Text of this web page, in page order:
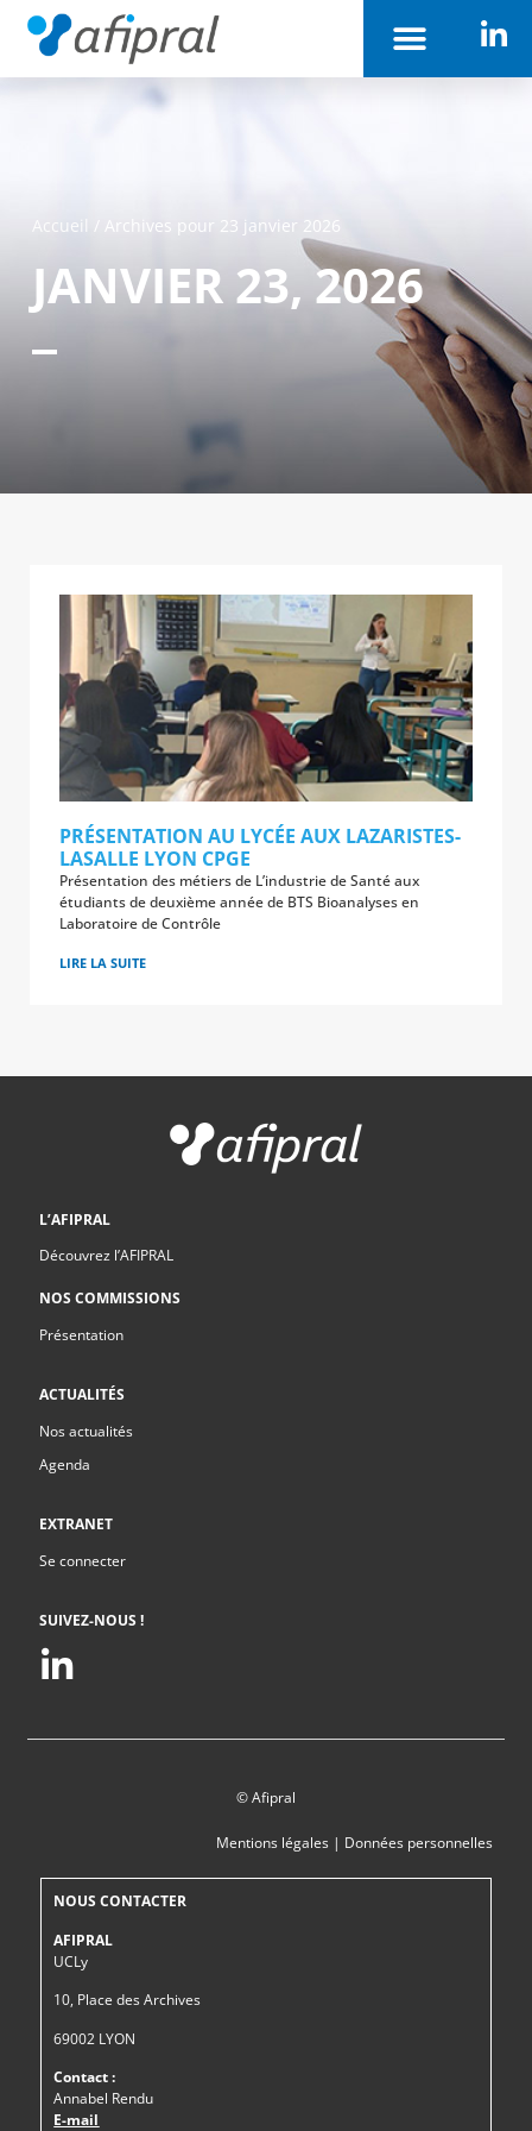
Accueil / Archives pour 23 janvier 2026
JANVIER 23, 2026
PRÉSENTATION AU LYCÉE AUX LAZARISTES-
LASALLE LYON CPGE
Présentation des métiers de L’industrie de Santé aux
étudiants de deuxième année de BTS Bioanalyses en
Laboratoire de Contrôle
LIRE LA SUITE
L’AFIPRAL
Découvrez l’AFIPRAL
NOS COMMISSIONS
Présentation
ACTUALITÉS
Nos actualités
Agenda
EXTRANET
Se connecter
SUIVEZ-NOUS !
© Afipral
Mentions légales| Données personnelles
NOUS CONTACTER
AFIPRAL
UCLy
10, Place des Archives
69002 LYON
Contact :
Annabel Rendu
E-mail